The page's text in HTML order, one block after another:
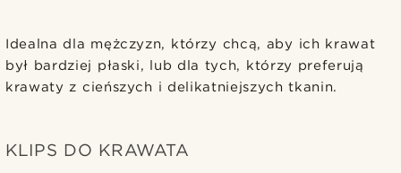
Idealna dla mężczyzn, którzy chcą, aby ich krawat
był bardziej płaski, lub dla tych, którzy preferują
krawaty z cieńszych i delikatniejszych tkanin.
KLIPS DO KRAWATA